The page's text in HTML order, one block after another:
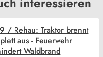
/ Rehau: Traktor brennt
aus - Feuerwehr
Waldbrand